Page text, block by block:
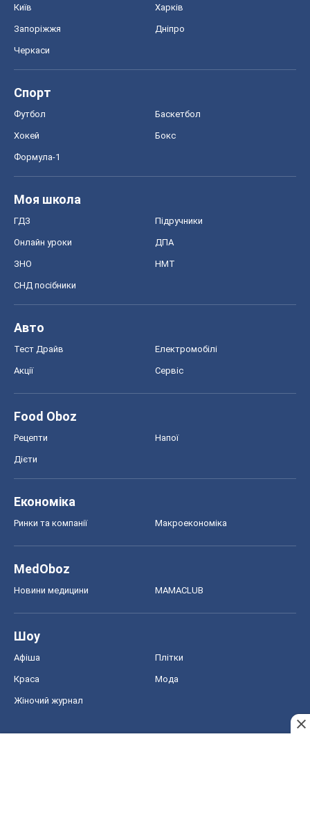
Київ Харків
Запоріжжя Дніпро
Черкаси
Спорт
Футбол Баскетбол
Хокей Бокс
Формула-1
Моя школа
ГДЗ Підручники
Онлайн уроки ДПА
ЗНО НМТ
СНД посібники
Авто
Тест Драйв Електромобілі
Акції Сервіс
Food Oboz
Рецепти Напої
Дієти
Економіка
Ринки та компанії Макроекономіка
MedOboz
Новини медицини MAMACLUB
Шоу
Афіша Плітки
Краса Мода
Жіночий журнал